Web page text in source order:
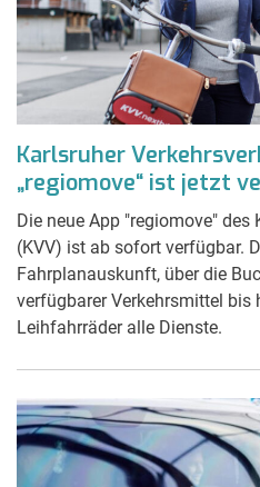
Karlsruher
„regiomove“ ist jetzt
Die neue App "regiomove" des
(KVV) ist ab sofort verfügbar.
Fahrplanauskunft, über die
verfügbarer Verkehrsmittel bis
Leihfahrräder alle Dienste.